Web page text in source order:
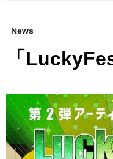
News
「